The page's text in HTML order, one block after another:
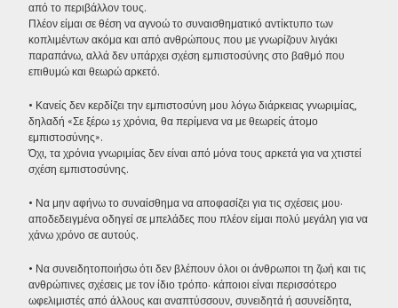
από το περιβάλλον τους.
Πλέον είμαι σε θέση να αγνοώ το συναισθηματικό αντίκτυπο των
κοπλιμέντων ακόμα και από ανθρώπους που με γνωρίζουν λιγάκι
παραπάνω, αλλά δεν υπάρχει σχέση εμπιστοσύνης στο βαθμό που
επιθυμώ και θεωρώ αρκετό.
• Κανείς δεν κερδίζει την εμπιστοσύνη μου λόγω διάρκειας γνωριμίας,
δηλαδή «Σε ξέρω 15 χρόνια, θα περίμενα να με θεωρείς άτομο
εμπιστοσύνης».
Όχι, τα χρόνια γνωριμίας δεν είναι από μόνα τους αρκετά για να χτιστεί
σχέση εμπιστοσύνης.
• Να μην αφήνω το συναίσθημα να αποφασίζει για τις σχέσεις μου·
αποδεδειγμένα οδηγεί σε μπελάδες που πλέον είμαι πολύ μεγάλη για να
χάνω χρόνο σε αυτούς.
• Να συνειδητοποιήσω ότι δεν βλέπουν όλοι οι άνθρωποι τη ζωή και τις
ανθρώπινες σχέσεις με τον ίδιο τρόπο· κάποιοι είναι περισσότερο
ωφελιμιστές από άλλους και αναπτύσσουν, συνειδητά ή ασυνείδητα,